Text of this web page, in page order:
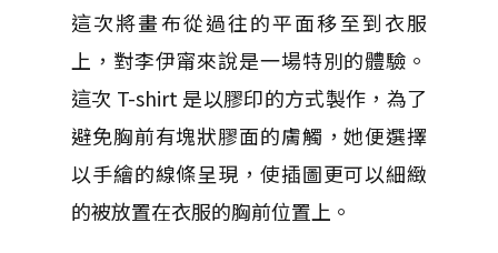
這次將畫布從過往的平面移至到衣服
上，對李伊甯來說是一場特別的體驗。
這次 T-shirt 是以膠印的方式製作，為了
避免胸前有塊狀膠面的膚觸，她便選擇
以手繪的線條呈現，使插圖更可以細緻
的被放置在衣服的胸前位置上。